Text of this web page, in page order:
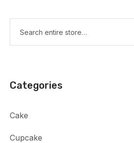
Categories
Cake
Cupcake